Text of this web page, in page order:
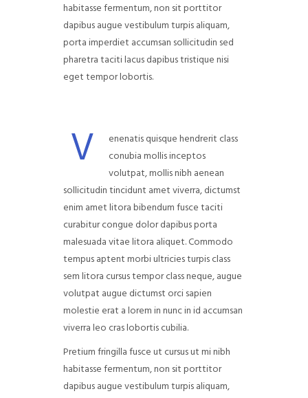
habitasse fermentum, non sit porttitor
dapibus augue vestibulum turpis aliquam,
porta imperdiet accumsan sollicitudin sed
pharetra taciti lacus dapibus tristique nisi
eget tempor lobortis.
V
enenatis quisque hendrerit class
conubia mollis inceptos
volutpat, mollis nibh aenean
sollicitudin tincidunt amet viverra, dictumst
enim amet litora bibendum fusce taciti
curabitur congue dolor dapibus porta
malesuada vitae litora aliquet. Commodo
tempus aptent morbi ultricies turpis class
sem litora cursus tempor class neque, augue
volutpat augue dictumst orci sapien
molestie erat a lorem in nunc in id accumsan
viverra leo cras lobortis cubilia.
Pretium fringilla fusce ut cursus ut mi nibh
habitasse fermentum, non sit porttitor
dapibus augue vestibulum turpis aliquam,